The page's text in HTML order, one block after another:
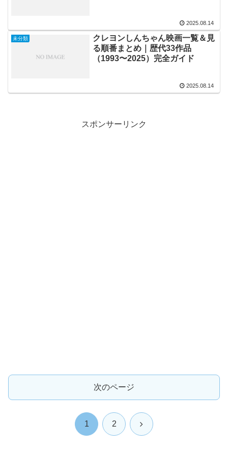
2025.08.14
未分類
クレヨンしんちゃん映画一覧＆見
る順番まとめ｜歴代33作品
（1993〜2025）完全ガイド
2025.08.14
スポンサーリンク
次のページ
1 2 次